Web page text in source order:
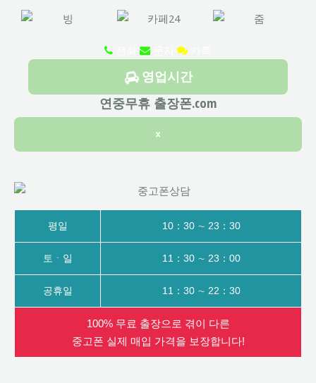
영업시간
연중무휴 출장폰.com
×
평일 10：30 ∼ 23：30
토ㆍ일 11：30 ∼ 23：00
공휴일 11：30 ∼ 22：30
100% 무료 출장으로 겪이 다른
중고폰 실제 매입 가격을 보장합니다!